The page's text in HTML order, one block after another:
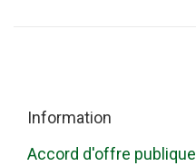
Information
Accord d'offre publique